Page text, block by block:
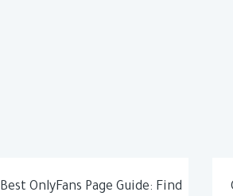
Best OnlyFans Page Guide: Find